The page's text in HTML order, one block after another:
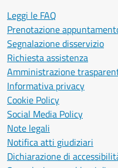
Leggi le FAQ
Prenotazione
Segnalazione disservizio
Richiesta assistenza
Amministrazione
Informativa privacy
Cookie Policy
Social Media Policy
Note legali
Notifica atti giudiziari
Dichiarazione di